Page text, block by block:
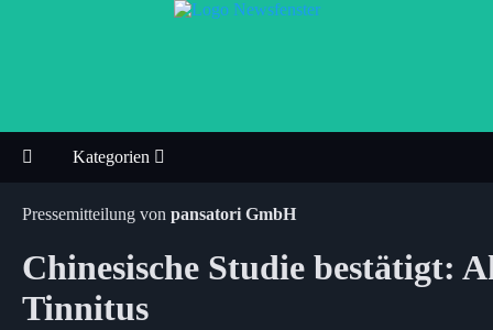
Kategorien
Pressemitteilung von pansatori GmbH
Chinesische Studie bestätigt:
Tinnitus